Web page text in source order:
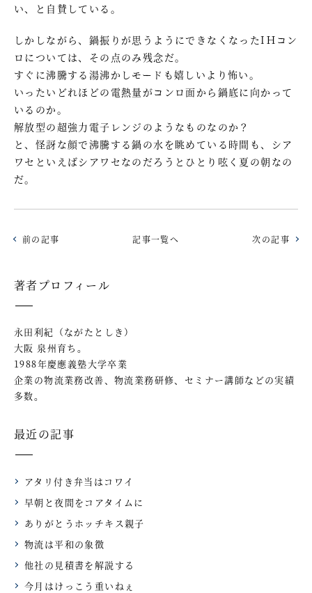
い、と自賛している。
しかしながら、鍋振りが思うようにできなくなったIＨコン
ロについては、その点のみ残念だ。
すぐに沸騰する湯沸かしモードも嬉しいより怖い。
いったいどれほどの電熱量がコンロ面から鍋底に向かって
いるのか。
解放型の超強力電子レンジのようなものなのか？
と、怪訝な顔で沸騰する鍋の水を眺めている時間も、シア
ワセといえばシアワセなのだろうとひとり呟く夏の朝なの
だ。
前の記事 記事一覧へ 次の記事
著者プロフィール
永田利紀（ながたとしき）
大阪 泉州育ち。
1988年慶應義塾大学卒業
企業の物流業務改善、物流業務研修、セミナー講師などの実績
多数。
最近の記事
アタリ付き弁当はコワイ
早朝と夜間をコアタイムに
ありがとうホッチキス親子
物流は平和の象徴
他社の見積書を解説する
今月はけっこう重いねぇ